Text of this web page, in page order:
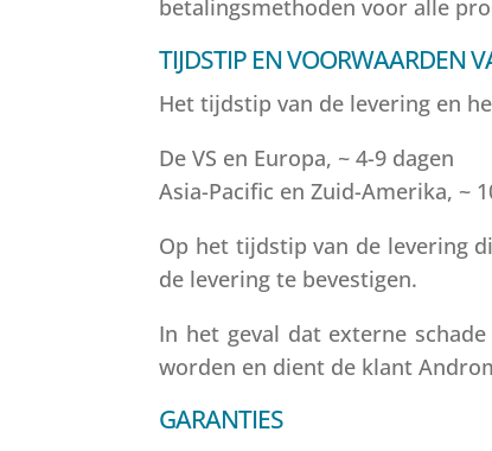
betalingsmethoden voor alle
TIJDSTIP EN VOORWAARDEN
Het tijdstip van de levering en
De VS en Europa, ~ 4-9 dagen
Asia-Pacific en Zuid-Amerika, ~
Op het tijdstip van de levering
de levering te bevestigen.
In het geval dat externe
worden en dient de klant
GARANTIES